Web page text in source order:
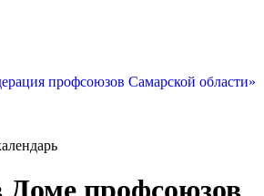
профсоюзов Самарской области»